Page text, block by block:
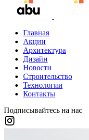
Главная
Акции
Архитектура
Дизайн
Новости
Строительство
Технологии
Контакты
Подписывайтесь на нас